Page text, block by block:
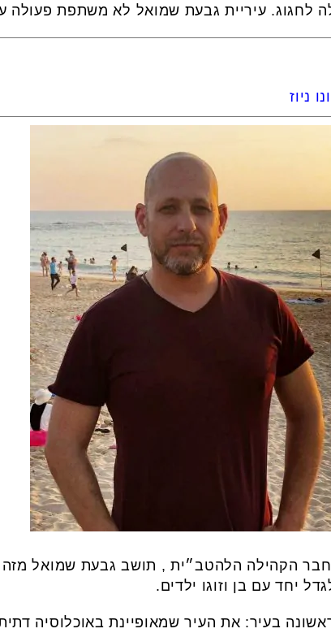
לחגוג. עיריית גבעת שמואל לא משתפת פעולה
ניוז
יחד עם בן וזוגו ילדים.
בעיר: את העיר שמאופיינת באוכלוסיה